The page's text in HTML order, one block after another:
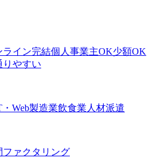
ライン完結個人事業主OK少額OK
りやすい
Web製造業飲食業 人材派遣
ファクタリング